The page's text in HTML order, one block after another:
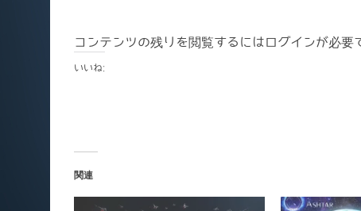
コンテンツの残りを閲覧するにはログインが必要
いいね:
関連